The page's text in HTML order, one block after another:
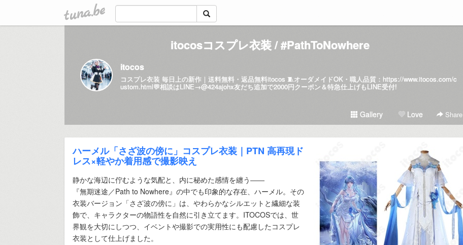
tuna.be
itocosコスプレ衣装 / #PathToNowhere
itocos
コスプレ衣装 毎日上の新作｜送料無料・返品無料itocos 🧵オーダメイドOK・職人品質： https://www.itocos.com/c
ustom.html💬相談はLINE→@424ajohx友だち追加で2000円クーポン＆特急仕上げもLINE受付!
Gallery Love Share
ハーメル「さざ波の傍に」コスプレ衣装｜PTN 高再現ド
レス×軽やか着用感で撮影映え
静かな海辺に佇むような気配と、内に秘めた感情を纏う――
『無期迷途／Path to Nowhere』の中でも印象的な存在、ハーメル。その
衣装バージョン「さざ波の傍に」は、やわらかなシルエットと繊細な装
飾で、キャラクターの物語性を自然に引き立てます。ITOCOSでは、世
界観を大切にしつつ、イベントや撮影での実用性にも配慮したコスプレ
衣装として仕上げました。